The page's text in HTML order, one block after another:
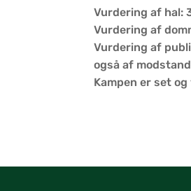
Vurdering af hal:
Vurdering af
Vurdering af
også af
Kampen er set